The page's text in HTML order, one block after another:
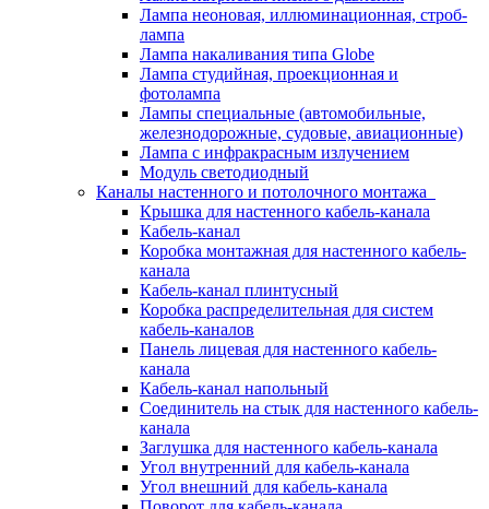
Лампа неоновая, иллюминационная, строб-
лампа
Лампа накаливания типа Globe
Лампа студийная, проекционная и
фотолампа
Лампы специальные (автомобильные,
железнодорожные, судовые, авиационные)
Лампа с инфракрасным излучением
Модуль светодиодный
Каналы настенного и потолочного монтажа
Крышка для настенного кабель-канала
Кабель-канал
Коробка монтажная для настенного кабель-
канала
Кабель-канал плинтусный
Коробка распределительная для систем
кабель-каналов
Панель лицевая для настенного кабель-
канала
Кабель-канал напольный
Соединитель на стык для настенного кабель-
канала
Заглушка для настенного кабель-канала
Угол внутренний для кабель-канала
Угол внешний для кабель-канала